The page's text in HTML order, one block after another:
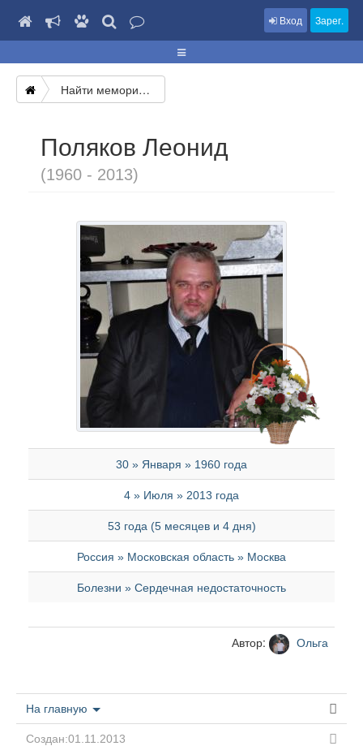
Вход Зарег.
Найти мемориал
Поляков Леонид
(1960 - 2013)
30 » Января » 1960 года
4 » Июля » 2013 года
53 года (5 месяцев и 4 дня)
Россия » Московская область » Москва
Болезни » Сердечная недостаточность
Автор: Ольга
На главную
Создан:01.11.2013